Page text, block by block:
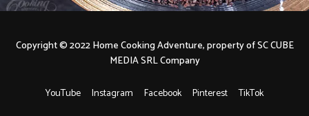
YouTube Instagram Facebook Pinterest TikTok
Copyright © 2022 Home Cooking Adventure, property of SC CUBE
MEDIA SRL Company